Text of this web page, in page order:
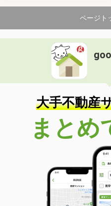
ページト
大手不動産
まとめ